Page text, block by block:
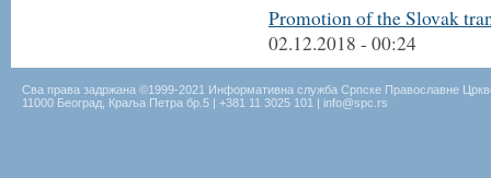
Promotion of the Slovak
02.12.2018 - 00:24
Сва права задржана ©1999-2021 Информативна служба Српске Православне
11000 Београд, Краља Петра бр.5 | +381 11 3025 101 | info@spc.rs